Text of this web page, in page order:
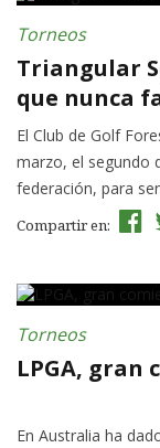
Torneos
Triangular
que nunca
El Club de Golf
marzo, el segundo
federación, para
Compartir en:
Torneos
LPGA, gran
En Australia ha